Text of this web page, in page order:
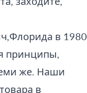
в 1980
принципы,
же. Наши
в